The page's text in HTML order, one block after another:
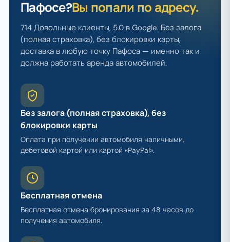
Пафосе?Вы попали по адресу.
714 Довольные клиенты, 5.0 в Google. Без залога
(полная страховка), без блокировки карты,
доставка в любую точку Пафоса — именно так и
должна работать аренда автомобилей.
Без залога (полная страховка), без
блокировки карты
Оплата при получении автомобиля наличными,
дебетовой картой или картой «PayPal».
Бесплатная отмена
Бесплатная отмена бронирования за 48 часов до
получения автомобиля.